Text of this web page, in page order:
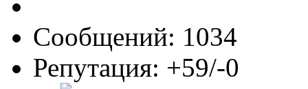
Сообщений: 1034
Репутация: +59/-0